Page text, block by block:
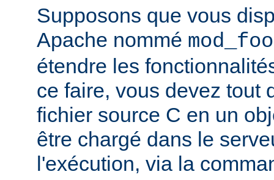
Supposons que vous
Apache nommé
étendre les
ce faire, vous devez tout
fichier source C en un
être chargé dans le
l'exécution, via la